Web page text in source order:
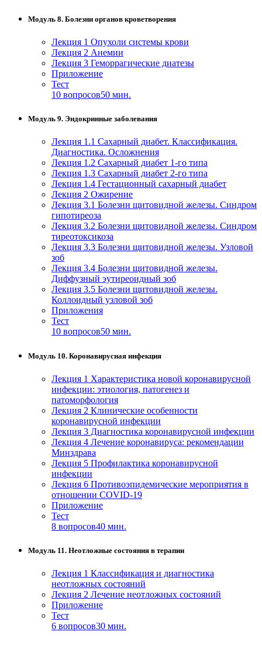
Модуль 8. Болезни органов кроветворения
Лекция 1 Опухоли системы крови
Лекция 2 Анемии
Лекция 3 Геморрагические диатезы
Приложение
Тест
10 вопросов50 мин.
Модуль 9. Эндокринные заболевания
Лекция 1.1 Сахарный диабет. Классификация.
Диагностика. Осложнения
Лекция 1.2 Сахарный диабет 1-го типа
Лекция 1.3 Сахарный диабет 2-го типа
Лекция 1.4 Гестационный сахарный диабет
Лекция 2 Ожирение
Лекция 3.1 Болезни щитовидной железы. Синдром
гипотиреоза
Лекция 3.2 Болезни щитовидной железы. Синдром
тиреотоксикоза
Лекция 3.3 Болезни щитовидной железы. Узловой
зоб
Лекция 3.4 Болезни щитовидной железы.
Диффузный эутиреоидный зоб
Лекция 3.5 Болезни щитовидной железы.
Коллоидный узловой зоб
Приложения
Тест
10 вопросов50 мин.
Модуль 10. Коронавирусная инфекция
Лекция 1 Характеристика новой коронавирусной
инфекции: этиология, патогенез и
патоморфология
Лекция 2 Клинические особенности
коронавирусной инфекции
Лекция 3 Диагностика коронавирусной инфекции
Лекция 4 Лечение коронавируса: рекомендации
Минздрава
Лекция 5 Профилактика коронавирусной
инфекции
Лекция 6 Противоэпидемические мероприятия в
отношении COVID-19
Приложение
Тест
8 вопросов40 мин.
Модуль 11. Неотложные состояния в терапии
Лекция 1 Классификация и диагностика
неотложных состояний
Лекция 2 Лечение неотложных состояний
Приложение
Тест
6 вопросов30 мин.